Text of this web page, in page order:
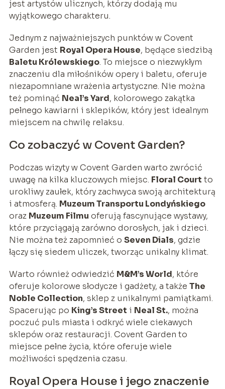
jest artystów ulicznych, którzy dodają mu
wyjątkowego charakteru.
Jednym z najważniejszych punktów w Covent
Garden jest Royal Opera House, będące siedzibą
Baletu Królewskiego. To miejsce o niezwykłym
znaczeniu dla miłośników opery i baletu, oferuje
niezapomniane wrażenia artystyczne. Nie można
też pominąć Neal’s Yard, kolorowego zakątka
pełnego kawiarni i sklepików, który jest idealnym
miejscem na chwilę relaksu.
Co zobaczyć w Covent Garden?
Podczas wizyty w Covent Garden warto zwrócić
uwagę na kilka kluczowych miejsc. Floral Court to
urokliwy zaułek, który zachwyca swoją architekturą
i atmosferą. Muzeum Transportu Londyńskiego
oraz Muzeum Filmu oferują fascynujące wystawy,
które przyciągają zarówno dorosłych, jak i dzieci.
Nie można też zapomnieć o Seven Dials, gdzie
łączy się siedem uliczek, tworząc unikalny klimat.
Warto również odwiedzić M&M’s World, które
oferuje kolorowe słodycze i gadżety, a także The
Noble Collection, sklep z unikalnymi pamiątkami.
Spacerując po King’s Street i Neal St., można
poczuć puls miasta i odkryć wiele ciekawych
sklepów oraz restauracji. Covent Garden to
miejsce pełne życia, które oferuje wiele
możliwości spędzenia czasu.
Royal Opera House i jego znaczenie